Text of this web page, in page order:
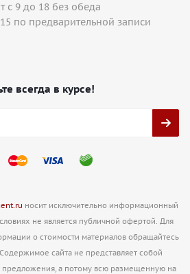
с 9 до 18 без обеда
по предварительной записи
всегда в курсе!
носит исключительно информационный
не является публичной офертой. Для
о стоимости материалов обращайтесь
сайта не представляет собой
а потому всю размещенную на